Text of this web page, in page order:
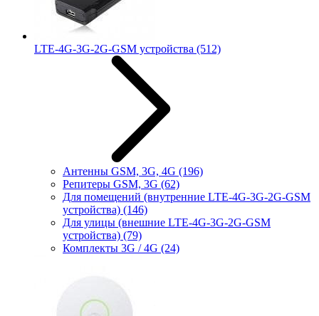
LTE-4G-3G-2G-GSM устройства (512)
Антенны GSM, 3G, 4G (196)
Репитеры GSM, 3G (62)
Для помещений (внутренние LTE-4G-3G-2G-GSM
устройства) (146)
Для улицы (внешние LTE-4G-3G-2G-GSM
устройства) (79)
Комплекты 3G / 4G (24)